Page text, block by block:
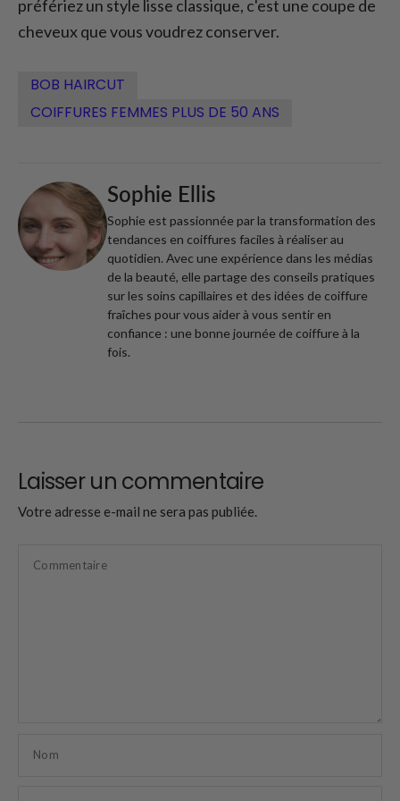
préfériez un style lisse classique, c'est une coupe de
cheveux que vous voudrez conserver.
BOB HAIRCUT
COIFFURES FEMMES PLUS DE 50 ANS
Sophie Ellis
Sophie est passionnée par la transformation des
tendances en coiffures faciles à réaliser au
quotidien. Avec une expérience dans les médias
de la beauté, elle partage des conseils pratiques
sur les soins capillaires et des idées de coiffure
fraîches pour vous aider à vous sentir en
confiance : une bonne journée de coiffure à la
fois.
Laisser un commentaire
Votre adresse e-mail ne sera pas publiée.
Commentaire
Nom